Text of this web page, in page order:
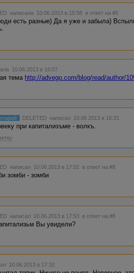
написала 10.06.2013 в 15:58 в ответ на #5
есть разные) Да я уже и забыла)
10.06.2013 в 16:07
тема http://advego.com/blog/read/author/
DELETED написал 10.06.2013 в 16:31
при капитализъме - волкъ.
написал 10.06.2013 в 17:51 в ответ на #8
зомби - зомби
написал 10.06.2013 в 17:53 в ответ на #8
Вы увидели?
10.06.2013 в 17:32